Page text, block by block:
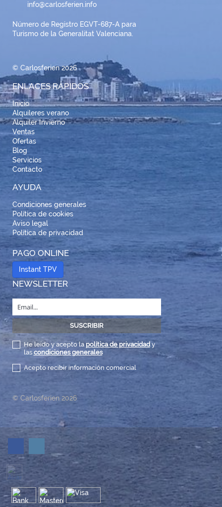
info@carlosferien.info
Número de Registro EGVT-687-A para
Turismo de la Generalitat Valenciana.
© Carlosferien 2026
ENLACES RÁPIDOS
Inicio
Alquileres verano
Alquiler Invierno
Ventas
Ofertas
Blog
Servicios
Contacto
AYUDA
Condiciones generales
Política de cookies
Aviso legal
Política de privacidad
PAGO ONLINE
Instant TPV
NEWSLETTER
He leído y acepto la política de privacidady
las condiciones generales
Acepto recibir información comercial
© Carlosferien 2026